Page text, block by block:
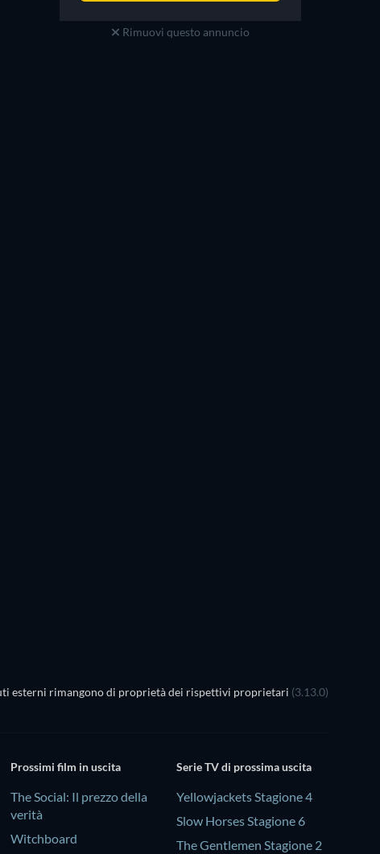
Rimuovi questo annuncio
esterni rimangono di proprietà dei rispettivi proprietari (3.13.0)
Prossimi film in uscita
The Social: Il prezzo della
verità
Witchboard
Serie TV di prossima uscita
Yellowjackets Stagione 4
Slow Horses Stagione 6
The Gentlemen Stagione 2